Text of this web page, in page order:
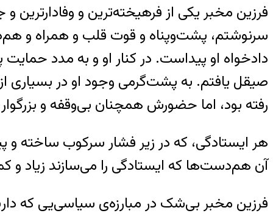
فرزین مخبر یکی از فرهیخته‌ترین و
سرنوشتم، پشت‌وپناه و قوت قلب و همراه و
دادخواه او پیداست. در کنار او و به مدد حمایت
صیقل یافتم. به پشت‌گرمی وجود او در
رفته بود، اما حضورش همچنان بی‌وقفه و
هر ایستادگی، که در زیر فشار سرکوب ساخته و
آن هم‌دست‌ها که ایستادگی را می‌سازند
فرزین مخبر بی‌شک در مبارزه‌ی سیاسی‌یی که